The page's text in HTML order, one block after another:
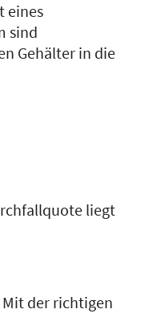
eines
sind
Gehälter in die
liegt
der richtigen